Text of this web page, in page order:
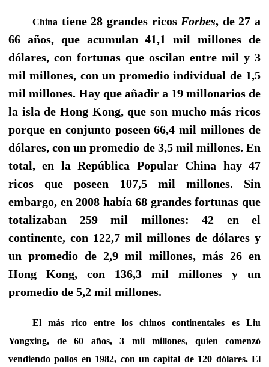
China tiene 28 grandes ricos Forbes, de 27 a
66 años, que acumulan 41,1 mil millones de
dólares, con fortunas que oscilan entre mil y 3
mil millones, con un promedio individual de 1,5
mil millones. Hay que añadir a 19 millonarios de
la isla de Hong Kong, que son mucho más ricos
porque en conjunto poseen 66,4 mil millones de
dólares, con un promedio de 3,5 mil millones. En
total, en la República Popular China hay 47
ricos que poseen 107,5 mil millones. Sin
embargo, en 2008 había 68 grandes fortunas que
totalizaban 259 mil millones: 42 en el
continente, con 122,7 mil millones de dólares y
un promedio de 2,9 mil millones, más 26 en
Hong Kong, con 136,3 mil millones y un
promedio de 5,2 mil millones.
El más rico entre los chinos continentales es Liu
Yongxing, de 60 años, 3 mil millones, quien comenzó
vendiendo pollos en 1982, con un capital de 120 dólares. El